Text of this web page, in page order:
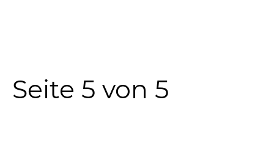
Seite 5 von 5